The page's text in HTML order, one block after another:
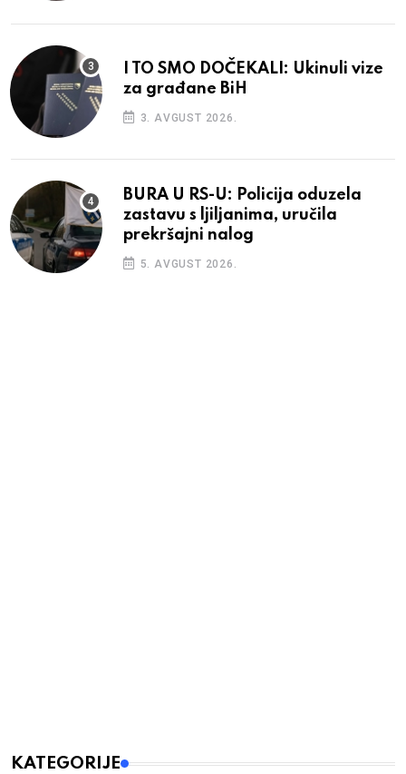
I TO SMO DOČEKALI: Ukinuli vize
za građane BiH
3. AVGUST 2026.
BURA U RS-U: Policija oduzela
zastavu s ljiljanima, uručila
prekršajni nalog
5. AVGUST 2026.
KATEGORIJE